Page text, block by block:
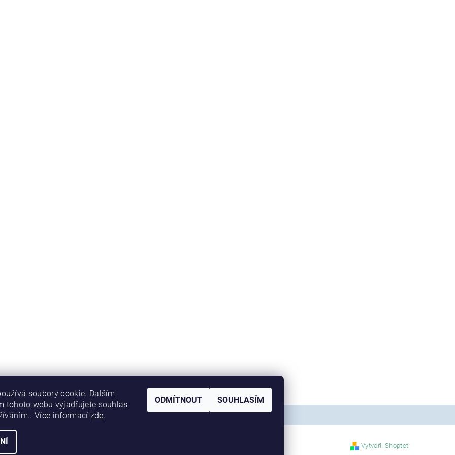
Vytvořil Shoptet
soubory cookie. Dalším
tohoto webu vyjadřujete souhlas
Více informací zde.
ODMÍTNOUT SOUHLASÍM